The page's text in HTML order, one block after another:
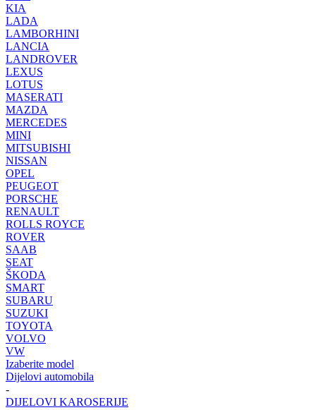
KIA
LADA
LAMBORHINI
LANCIA
LANDROVER
LEXUS
LOTUS
MASERATI
MAZDA
MERCEDES
MINI
MITSUBISHI
NISSAN
OPEL
PEUGEOT
PORSCHE
RENAULT
ROLLS ROYCE
ROVER
SAAB
SEAT
ŠKODA
SMART
SUBARU
SUZUKI
TOYOTA
VOLVO
VW
Izaberite model
Dijelovi automobila
-
DIJELOVI KAROSERIJE